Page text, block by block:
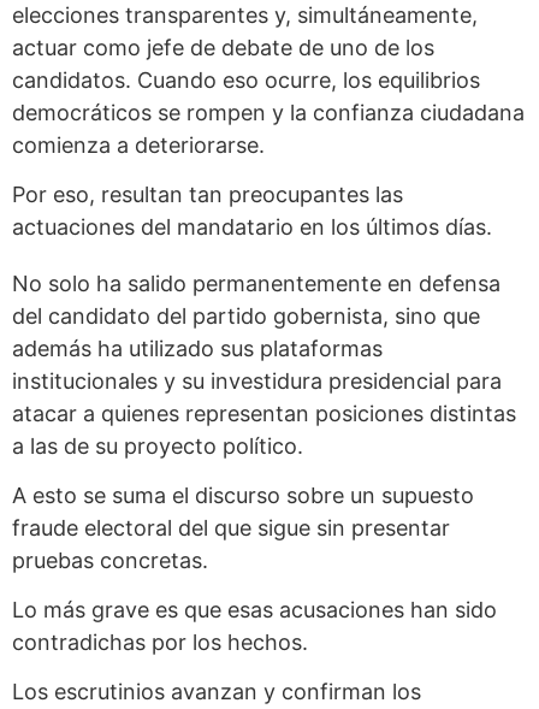
elecciones transparentes y, simultáneamente,
actuar como jefe de debate de uno de los
candidatos. Cuando eso ocurre, los equilibrios
democráticos se rompen y la confianza ciudadana
comienza a deteriorarse.
Por eso, resultan tan preocupantes las
actuaciones del mandatario en los últimos días.
No solo ha salido permanentemente en defensa
del candidato del partido gobernista, sino que
además ha utilizado sus plataformas
institucionales y su investidura presidencial para
atacar a quienes representan posiciones distintas
a las de su proyecto político.
A esto se suma el discurso sobre un supuesto
fraude electoral del que sigue sin presentar
pruebas concretas.
Lo más grave es que esas acusaciones han sido
contradichas por los hechos.
Los escrutinios avanzan y confirman los